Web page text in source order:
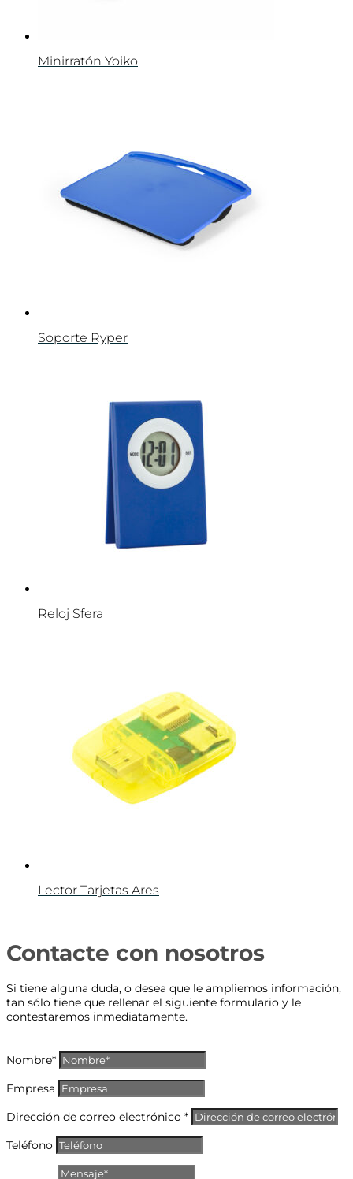
Minirratón Yoiko
Soporte Ryper
Reloj Sfera
Lector Tarjetas Ares
Contacte con nosotros
Si tiene alguna duda, o desea que le ampliemos información,
tan sólo tiene que rellenar el siguiente formulario y le
contestaremos inmediatamente.
Nombre*
Empresa
Dirección de correo electrónico *
Teléfono